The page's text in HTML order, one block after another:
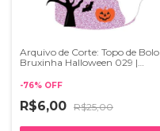
Arquivo de Corte: Topo de Bolo
Bruxinha Halloween 029 |
-76% OFF
R$6,00 R$25,00